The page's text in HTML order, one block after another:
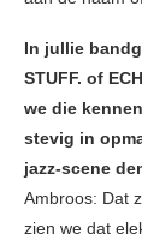
In jullie
STUFF. of
we die
stevig in
jazz-scene
Ambroos: Dat
zien we dat